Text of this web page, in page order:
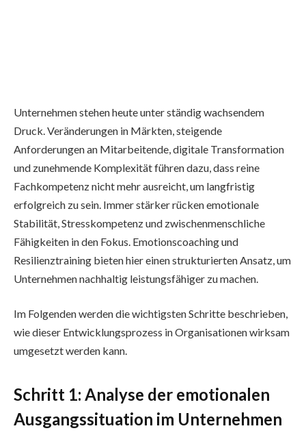
Unternehmen stehen heute unter ständig wachsendem
Druck. Veränderungen in Märkten, steigende
Anforderungen an Mitarbeitende, digitale Transformation
und zunehmende Komplexität führen dazu, dass reine
Fachkompetenz nicht mehr ausreicht, um langfristig
erfolgreich zu sein. Immer stärker rücken emotionale
Stabilität, Stresskompetenz und zwischenmenschliche
Fähigkeiten in den Fokus. Emotionscoaching und
Resilienztraining bieten hier einen strukturierten Ansatz, um
Unternehmen nachhaltig leistungsfähiger zu machen.
Im Folgenden werden die wichtigsten Schritte beschrieben,
wie dieser Entwicklungsprozess in Organisationen wirksam
umgesetzt werden kann.
Schritt 1: Analyse der emotionalen
Ausgangssituation im Unternehmen